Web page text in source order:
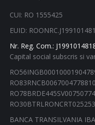
in
in
in
window
in
window
CUI: RO 1555425
EUID:
Nr. Reg. Com.:
Capital social subscris si
BANCA TRANSILVANIA